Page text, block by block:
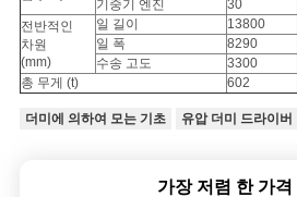
기중기 엔진
30
전반적인
차원
(mm)
일 길이
13800
일 폭
8290
수송 고도
3300
총 무게 (t)
602
더미에 의하여 모는 기초 유압 더미 드라이버
가장 저렴 한 가격